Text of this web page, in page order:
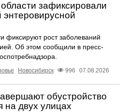
зафиксировали
энтеровирусной
фиксируют рост заболеваний
Об этом сообщили в пресс-
Новосибирск 996 07.08.2026
обустройство
на двух улицах